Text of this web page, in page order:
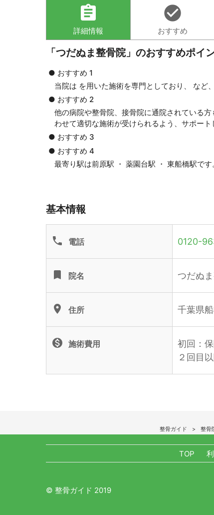
assignment
詳細情報
check_circle
おすすめ
「つだぬま整骨院」のおすすめポイ
● おすすめ 1
当院は を用いた施術を専門としており、 など
● おすすめ 2
他の病院や整骨院、接骨院に通院されている
わせて適切な施術が受けられるよう、サポート
● おすすめ 3
● おすすめ 4
最寄り駅は前原駅 ・ 薬園台駅 ・ 東船橋駅で
基本情報
phone 電話 0120-
turned_in 院名 つだぬ
location_on 住所 千葉県
monetization_on 施術費用
初回：
２回目
整骨ガイド 整骨
TOP
© 整骨ガイド 2019